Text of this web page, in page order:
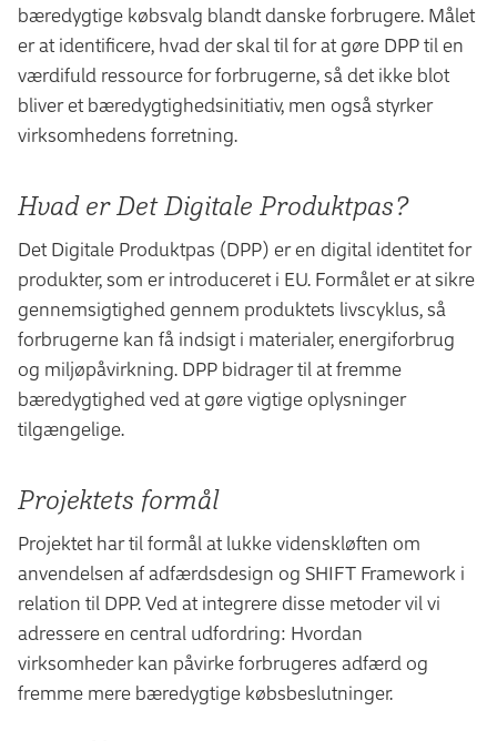
bæredygtige købsvalg blandt danske forbrugere. Målet
er at identificere, hvad der skal til for at gøre DPP til en
værdifuld ressource for forbrugerne, så det ikke blot
bliver et bæredygtighedsinitiativ, men også styrker
virksomhedens forretning.
Hvad er Det Digitale Produktpas?
Det Digitale Produktpas (DPP) er en digital identitet for
produkter, som er introduceret i EU. Formålet er at sikre
gennemsigtighed gennem produktets livscyklus, så
forbrugerne kan få indsigt i materialer, energiforbrug
og miljøpåvirkning. DPP bidrager til at fremme
bæredygtighed ved at gøre vigtige oplysninger
tilgængelige.
Projektets formål
Projektet har til formål at lukke videnskløften om
anvendelsen af adfærdsdesign og SHIFT Framework i
relation til DPP. Ved at integrere disse metoder vil vi
adressere en central udfordring: Hvordan
virksomheder kan påvirke forbrugeres adfærd og
fremme mere bæredygtige købsbeslutninger.